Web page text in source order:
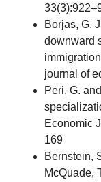
Borjas, G.
downward
journal of
Peri, G.
Economic
169
Bernstein,
McQuade,